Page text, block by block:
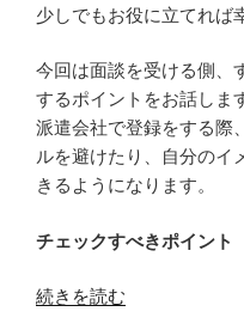
問！
遣
の
面
接
時
適
た
少しでもお役に立てれば
今回は面談を受ける側、
するポイントをお話しま
派遣会社で登録をする際
ルを避けたり、自分のイ
きるようになります。
チェックすべきポイント
“面
続きを読む